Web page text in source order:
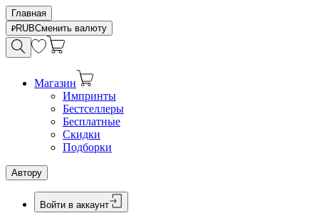
Главная
RUBСменить валюту
Магазин
Импринты
Бестселлеры
Бесплатные
Скидки
Подборки
Автору
Войти в аккаунт